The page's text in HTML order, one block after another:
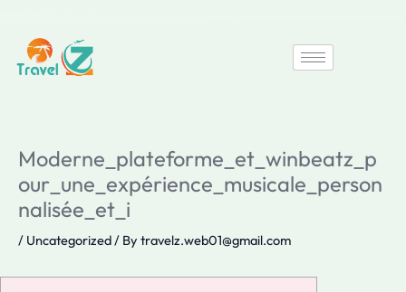
content
Moderne_plateforme_et_winbeatz_p
our_une_expérience_musicale_person
nalisée_et_i
/ Uncategorized/ By travelz.web01@gmail.com